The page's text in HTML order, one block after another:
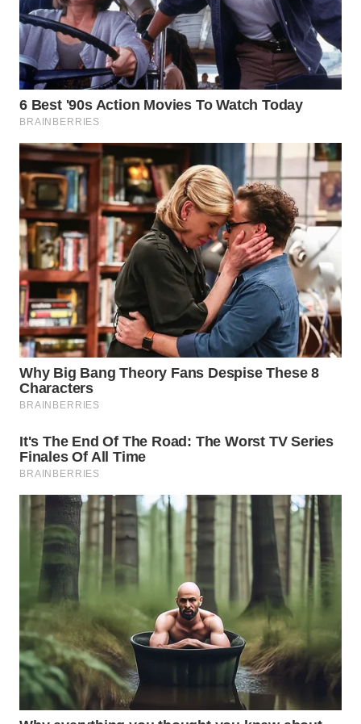
WN
CIANJUR
WN
KEPULAUAN
SERIBU
WN
TANGERANG
WN
BINJAI
WN
CIREBON
WN
INDRAMAYU
WN
WN
MAJALENGKA
WN
SUBANG
SUKABUMI
WN
PURWAKARTA
WN
PRIANGAN